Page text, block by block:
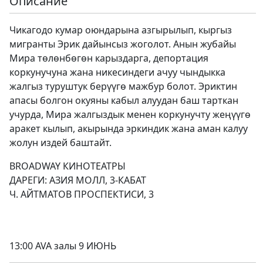
Чикагодо кумар оюндарына азгырылып, кыргыз
мигранты Эрик дайынсыз жоголот. Анын жубайы
Мира төлөнбөгөн карыздарга, депортация
коркунучуна жана никесиндеги ачуу чындыкка
жалгыз туруштук берүүгө мажбур болот. Эриктин
апасы болгон окуяны кабыл алуудан баш тарткан
учурда, Мира жалгыздык менен коркунучту жеңүүгө
аракет кылып, акырында эркиндик жана аман калуу
жолун издей баштайт.
BROADWAY КИНОТЕАТРЫ
ДАРЕГИ: АЗИЯ МОЛЛ, 3-КАБАТ
Ч. АЙТМАТОВ ПРОСПЕКТИСИ, 3
13:00 AVA залы 9 ИЮНЬ